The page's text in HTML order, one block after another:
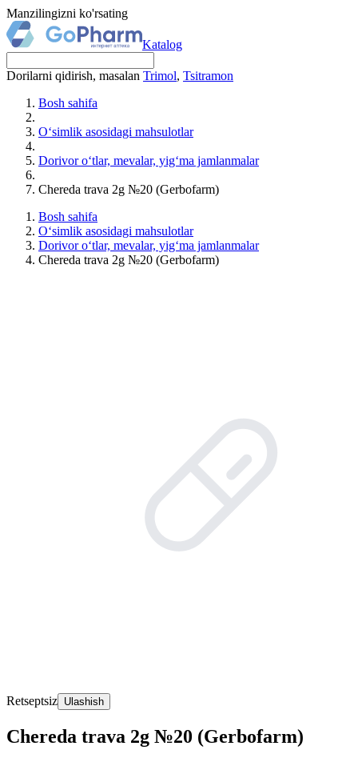
Manzilingizni ko'rsating
Katalog
Dorilarni qidirish, masalan Trimol, Tsitramon
Bosh sahifa
O‘simlik asosidagi mahsulotlar
Dorivor o‘tlar, mevalar, yig‘ma jamlanmalar
Chereda trava 2g №20 (Gerbofarm)
Bosh sahifa
O‘simlik asosidagi mahsulotlar
Dorivor o‘tlar, mevalar, yig‘ma jamlanmalar
Chereda trava 2g №20 (Gerbofarm)
Retseptsiz Ulashish
Chereda trava 2g №20 (Gerbofarm)